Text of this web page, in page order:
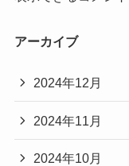
アーカイブ
2024年12月
2024年11月
2024年10月